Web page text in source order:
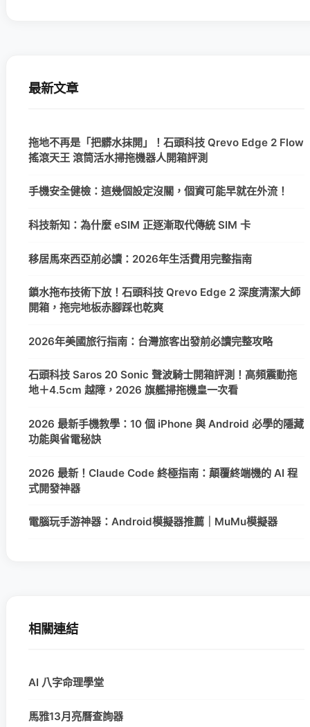
最新文章
拖地不再是「把髒水抹開」！石頭科技 Qrevo Edge 2 Flow
搖滾天王 滾筒活水掃拖機器人開箱評測
手機安全健檢：這幾個設定沒關，個資可能早就在外流！
科技新知：為什麼 eSIM 正逐漸取代傳統 SIM 卡
移居馬來西亞前必讀：2026年生活費用完整指南
鎖水拖布技術下放！石頭科技 Qrevo Edge 2 深度清潔大師
開箱，拖完地板赤腳踩也乾爽
2026年美國旅行指南：台灣旅客出發前必讀完整攻略
石頭科技 Saros 20 Sonic 聲波騎士開箱評測！高頻震動拖
地＋4.5cm 越障，2026 旗艦掃拖機皇一次看
2026 最新手機教學：10 個 iPhone 與 Android 必學的隱藏
功能與省電秘訣
2026 最新！Claude Code 終極指南：顛覆終端機的 AI 程
式開發神器
電腦玩手游神器：Android模擬器推薦｜MuMu模擬器
相關連結
AI 八字命理學堂
馬雅13月亮曆查詢器